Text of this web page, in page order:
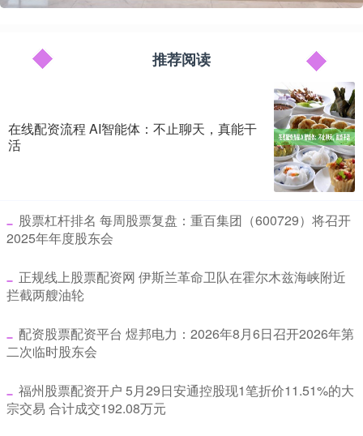
推荐阅读
在线配资流程 AI智能体：不止聊天，真能干
活
​股票杠杆排名 每周股票复盘：重百集团（600729）将召开
2025年年度股东会
​正规线上股票配资网 伊斯兰革命卫队在霍尔木兹海峡附近
拦截两艘油轮
​配资股票配资平台 煜邦电力：2026年8月6日召开2026年第
二次临时股东会
​福州股票配资开户 5月29日安通控股现1笔折价11.51%的大
宗交易 合计成交192.08万元